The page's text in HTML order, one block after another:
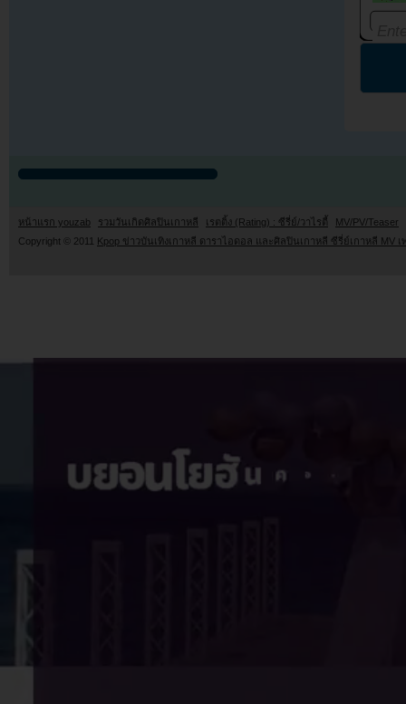
หน้าแรก youzab รวมวันเกิดศิลปินเกาหลี เรตติ้ง (Rating) : ซีรี่ย์/วาไรตี้
MV/PV/Teaser
Copyright © 2011 Kpop ข่าวบันเทิงเกาหลี ดาราไอดอล และศิลปินเกาหลี ซีรี่ย์เกาหลี MV